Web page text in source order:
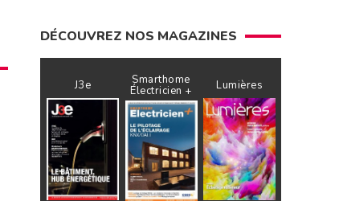
DÉCOUVREZ NOS MAGAZINES
J3e Smarthome
Électricien + Lumières